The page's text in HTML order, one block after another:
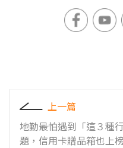
上一篇
地勤最怕遇到「這３種
題，信用卡贈品箱也上